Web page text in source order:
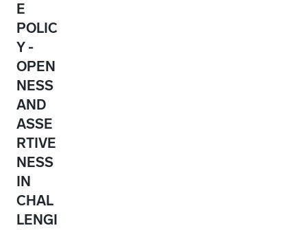
E
POLIC
Y -
OPEN
NESS
AND
ASSE
RTIVE
NESS
IN
CHAL
LENGI